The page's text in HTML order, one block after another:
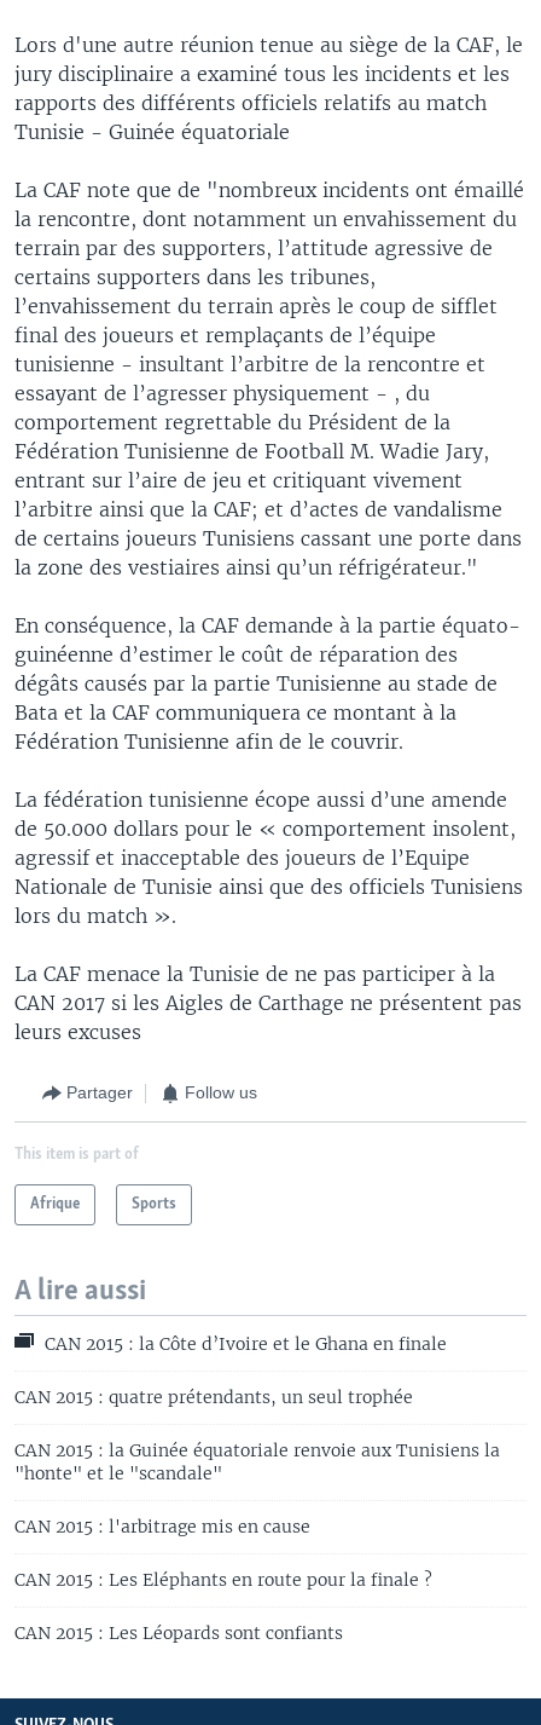
Lors d'une autre réunion tenue au siège de la CAF, le
jury disciplinaire a examiné tous les incidents et les
rapports des différents officiels relatifs au match
Tunisie - Guinée équatoriale
La CAF note que de "nombreux incidents ont émaillé
la rencontre, dont notamment un envahissement du
terrain par des supporters, l’attitude agressive de
certains supporters dans les tribunes,
l’envahissement du terrain après le coup de sifflet
final des joueurs et remplaçants de l’équipe
tunisienne - insultant l’arbitre de la rencontre et
essayant de l’agresser physiquement - , du
comportement regrettable du Président de la
Fédération Tunisienne de Football M. Wadie Jary,
entrant sur l’aire de jeu et critiquant vivement
l’arbitre ainsi que la CAF; et d’actes de vandalisme
de certains joueurs Tunisiens cassant une porte dans
la zone des vestiaires ainsi qu’un réfrigérateur."
En conséquence, la CAF demande à la partie équato-
guinéenne d’estimer le coût de réparation des
dégâts causés par la partie Tunisienne au stade de
Bata et la CAF communiquera ce montant à la
Fédération Tunisienne afin de le couvrir.
La fédération tunisienne écope aussi d’une amende
de 50.000 dollars pour le « comportement insolent,
agressif et inacceptable des joueurs de l’Equipe
Nationale de Tunisie ainsi que des officiels Tunisiens
lors du match ».
La CAF menace la Tunisie de ne pas participer à la
CAN 2017 si les Aigles de Carthage ne présentent pas
leurs excuses
Partager Follow us
This item is part of
Afrique Sports
A lire aussi
CAN 2015 : la Côte d’Ivoire et le Ghana en finale
CAN 2015 : quatre prétendants, un seul trophée
CAN 2015 : la Guinée équatoriale renvoie aux Tunisiens la
"honte" et le "scandale"
CAN 2015 : l'arbitrage mis en cause
CAN 2015 : Les Eléphants en route pour la finale ?
CAN 2015 : Les Léopards sont confiants